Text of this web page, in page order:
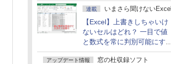
連載 いまさら聞けないExcel
【Excel】上書きしちゃいけ
ないセルはどれ？ 一目で値
と数式を常に判別可能にする
方法
アップデート情報 窓の杜収録ソフト